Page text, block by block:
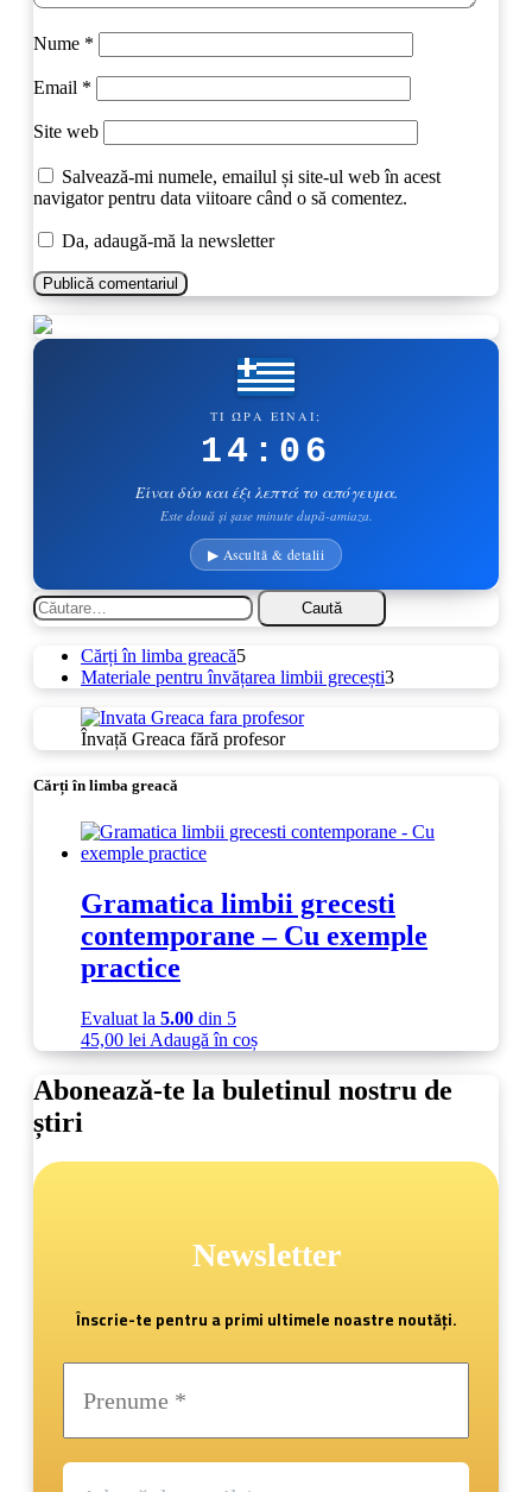
Nume *
Email *
Site web
Salvează-mi numele, emailul și site-ul web în acest
navigator pentru data viitoare când o să comentez.
Da, adaugă-mă la newsletter
ΤΙ ΏΡΑ ΕΊΝΑΙ;
14:06
Είναι δύο και έξι λεπτά το απόγευμα.
Este două și șase minute după-amiaza.
▶ Ascultă & detalii
Caută
după:
Cărți în limba greacă55
produse
Materiale pentru învățarea limbii grecești33
Învață Greaca fără profesor
Cărți în limba greacă
Gramatica limbii grecesti
contemporane – Cu exemple
practice
Evaluat la 5.00 din 5
45,00 lei Adaugă în coș
Abonează-te la buletinul nostru de
știri
Newsletter
Înscrie-te pentru a primi ultimele noastre noutăți.